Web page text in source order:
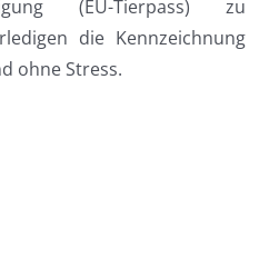
(EU-Tierpass) zu
die Kennzeichnung
ohne Stress.